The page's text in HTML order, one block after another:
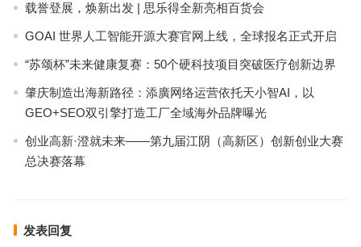
载誉登展，焕新出发 | 思乐得全新亮相百货会
GOAI 世界人工智能开源大赛官网上线，全球报名正式开启
“苏颂杯”未来健康复赛：50个硬科技项目突破医疗创新边界
肇庆制造出海新路径：添廣网络运营依托天小智AI，以
GEO+SEO双引擎打造工厂全域海外品牌曝光
创业高新·澄就未来——第九届江阴（高新区）创新创业大赛
总决赛落幕
发表回复